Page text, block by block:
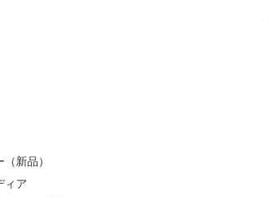
新品）
ィア